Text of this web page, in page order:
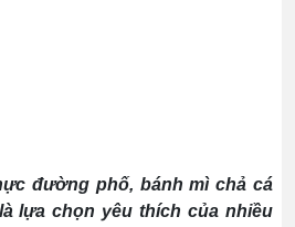
đường phố, bánh mì chả cá
lựa chọn yêu thích của nhiều